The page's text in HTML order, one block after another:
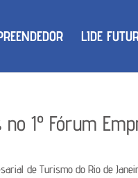
LIDE
1º Fórum
de Turismo do Rio de